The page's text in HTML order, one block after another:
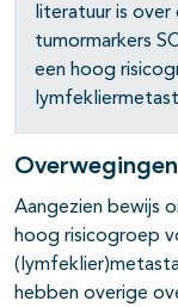
open- en
open- en
open- en
literatuur is
tumormarkers
een hoog
Overwegingen
Aangezien bewijs
hoog risicogroep
hebben overige